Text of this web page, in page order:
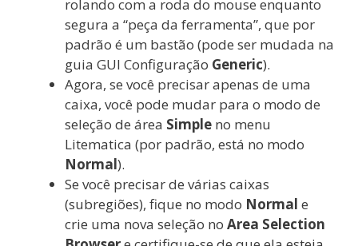
rolando com a roda do mouse enquanto
segura a “peça da ferramenta”, que por
padrão é um bastão (pode ser mudada na
guia GUI Configuração Generic).
Agora, se você precisar apenas de uma
caixa, você pode mudar para o modo de
seleção de área Simple no menu
Litematica (por padrão, está no modo
Normal).
Se você precisar de várias caixas
(subregiões), fique no modo Normal e
crie uma nova seleção no Area Selection